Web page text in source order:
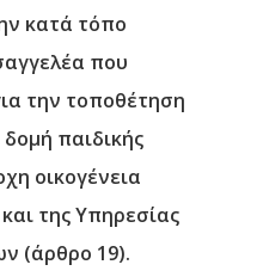
κατά τόπο
που
την τοποθέτηση
παιδικής
οικογένεια
της Υπηρεσίας
(άρθρο 19).